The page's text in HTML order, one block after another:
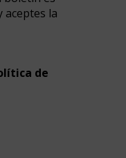
aceptes la
de